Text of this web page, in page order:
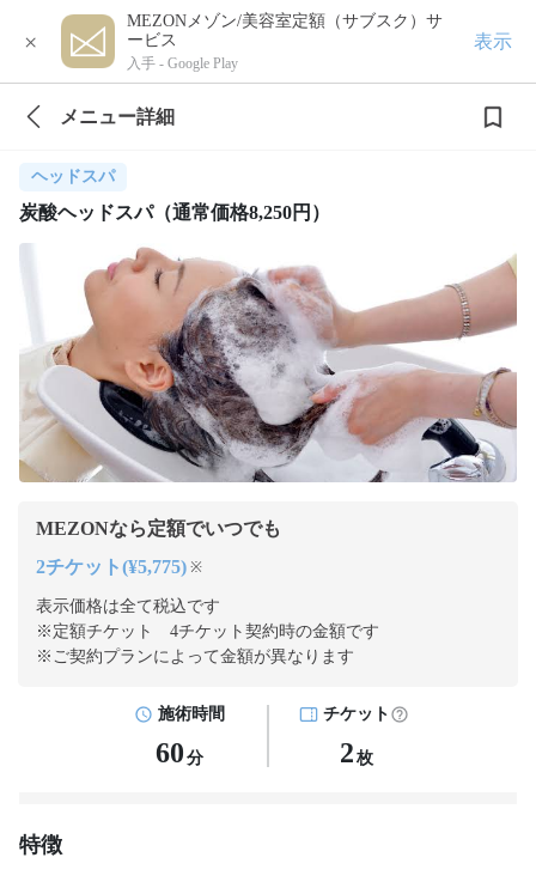
×
MEZONメゾン/美容室定額（サブスク）サ
ービス
入手 - Google Play
表示
メニュー詳細
ヘッドスパ
炭酸ヘッドスパ（通常価格8,250円）
MEZONなら定額でいつでも
2チケット(¥5,775) ※
表示価格は全て税込です
※定額チケット 4チケット契約時の金額です
※ご契約プランによって金額が異なります
施術時間
60 分
チケット
2 枚
特徴